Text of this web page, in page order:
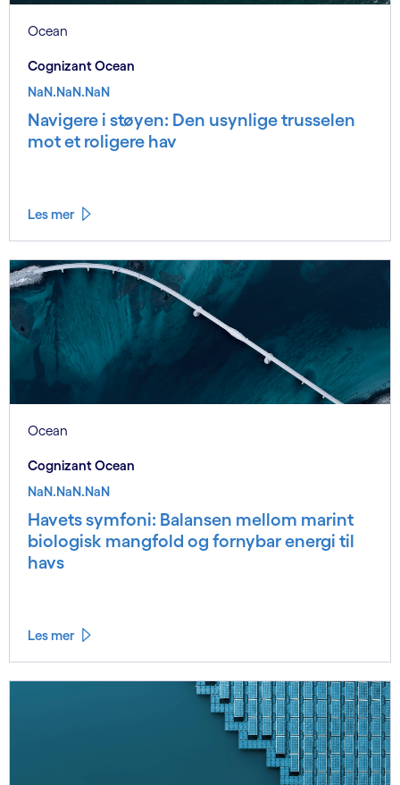
Ocean
Cognizant Ocean
NaN.NaN.NaN
Navigere i støyen: Den usynlige trusselen
mot et roligere hav
Les mer
Ocean
Cognizant Ocean
NaN.NaN.NaN
Havets symfoni: Balansen mellom marint
biologisk mangfold og fornybar energi til
havs
Les mer